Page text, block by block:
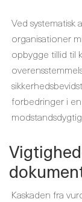
Ved
organisationer
opbygge tillid til
forbedringer i
Kaskaden fra